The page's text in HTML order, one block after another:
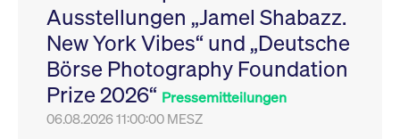
Ausstellungen „Jamel Shabazz.
New York Vibes“ und „Deutsche
Börse Photography Foundation
Prize 2026“ Pressemitteilungen
06.08.2026 11:00:00 MESZ
Leistung der Website
zu messen. Es handelt
sich um ein Muster-
Cookie, bei dem auf
das Präfix _pk_ses
eine kurze Reihe von
VISITOR_PRIVACY_METADATA
YouTube
.youtube.com
6
Monate
Dieses Cookie dient
Speicherung der
Einwilligungs- und
des Nutzers für ihre
Interaktion mit der